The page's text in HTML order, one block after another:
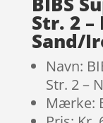
Str. 2
Sand/
Navn:
Str. 2 –
Mærke: